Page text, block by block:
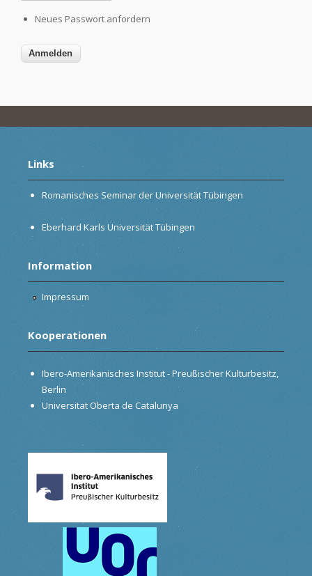
Neues Passwort anfordern
Links
Romanisches Seminar der Universität Tübingen
Eberhard Karls Universität Tübingen
Information
Impressum
Kooperationen
Ibero-Amerikanisches Institut - Preußischer Kulturbesitz,
Berlin
Universitat Oberta de Catalunya